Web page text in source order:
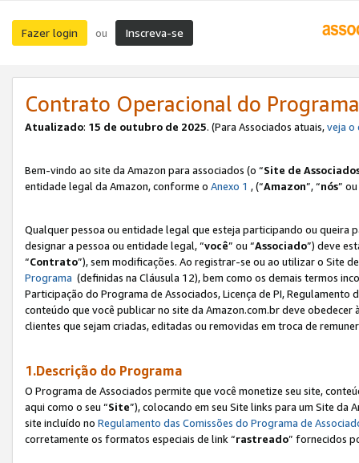
Fazer login ou Inscreva-se
Contrato Operacional do
Atualizado: 15 de outubro de 2025. (Para Associados atuais,veja o
Bem-vindo ao site da Amazon para associados (o “Site de
entidade legal da Amazon, conforme o Anexo 1 , (“Amazon”, “nós”
Qualquer pessoa ou entidade legal que esteja participando ou queira
designar a pessoa ou entidade legal, “você” ou “Associado”) deve
“Contrato”), sem modificações. Ao registrar-se ou ao utilizar o Site
Programa (definidas na Cláusula 12), bem como os demais termos
Participação do Programa de Associados, Licença de PI,
conteúdo que você publicar no site da Amazon.com.br deve
clientes que sejam criadas, editadas ou removidas em troca de
1.Descrição do Programa
O Programa de Associados permite que você monetize seu site,
aqui como o seu “Site”), colocando em seu Site links para um Site da
site incluído no Regulamento das Comissões do Programa de
corretamente os formatos especiais de link “rastreado” fornecidos